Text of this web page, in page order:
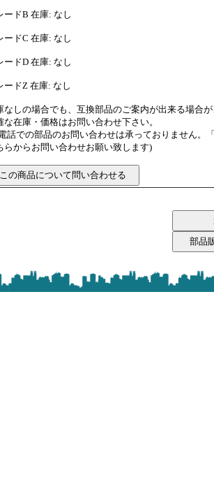
ードB 在庫: なし
ードC 在庫: なし
ードD 在庫: なし
ードZ 在庫: なし
なしの場合でも、互換部品のご案内が出来る場合
な在庫・価格はお問い合わせ下さい。
話での部品のお問い合わせは承っておりません。
らからお問い合わせお願い致します)